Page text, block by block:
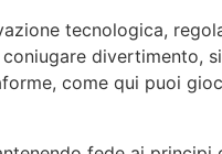
tecnologica,
divertimento,
come qui puoi